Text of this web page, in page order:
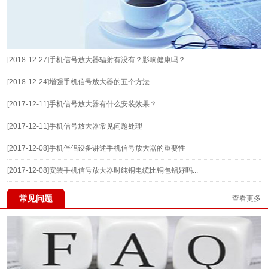
[2018-12-27]手机信号放大器辐射有没有？影响健康吗？
[2018-12-24]增强手机信号放大器的五个方法
[2017-12-11]手机信号放大器有什么安装效果？
[2017-12-11]手机信号放大器常见问题处理
[2017-12-08]手机伴侣设备讲述手机信号放大器的重要性
[2017-12-08]安装手机信号放大器时纯铜电缆比铜包铝好吗...
常见问题 查看更多